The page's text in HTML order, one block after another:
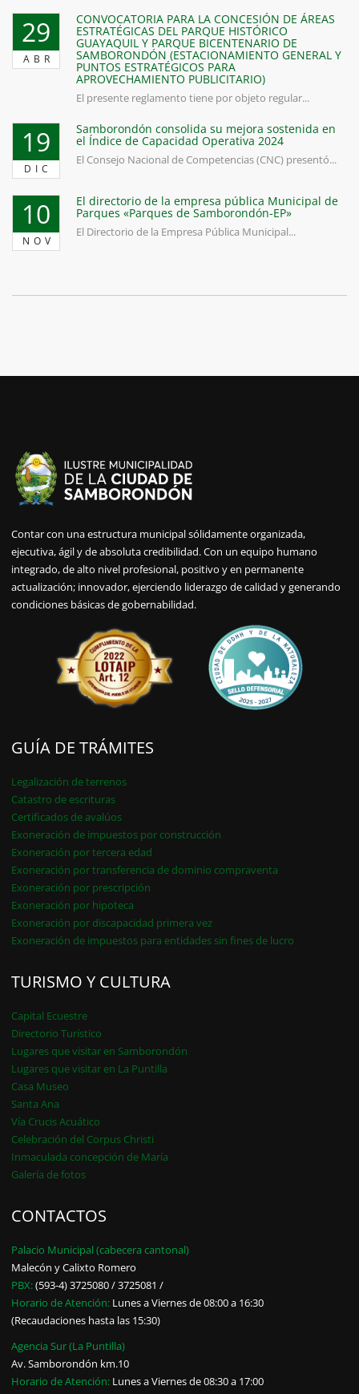
29
ABR
CONVOCATORIA PARA LA CONCESIÓN DE ÁREAS
ESTRATÉGICAS DEL PARQUE HISTÓRICO
GUAYAQUIL Y PARQUE BICENTENARIO DE
SAMBORONDÓN (ESTACIONAMIENTO GENERAL Y
PUNTOS ESTRATÉGICOS PARA
APROVECHAMIENTO PUBLICITARIO)
El presente reglamento tiene por objeto regular...
19
DIC
Samborondón consolida su mejora sostenida en
el Índice de Capacidad Operativa 2024
El Consejo Nacional de Competencias (CNC) presentó...
10
NOV
El directorio de la empresa pública Municipal de
Parques «Parques de Samborondón-EP»
El Directorio de la Empresa Pública Municipal...
Contar con una estructura municipal sólidamente organizada,
ejecutiva, ágil y de absoluta credibilidad. Con un equipo humano
integrado, de alto nivel profesional, positivo y en permanente
actualización; innovador, ejerciendo liderazgo de calidad y generando
condiciones básicas de gobernabilidad.
GUÍA DE TRÁMITES
Legalización de terrenos
Catastro de escrituras
Certificados de avalúos
Exoneración de impuestos por construcción
Exoneración por tercera edad
Exoneración por transferencia de dominio compraventa
Exoneración por prescripción
Exoneración por hipoteca
Exoneración por discapacidad primera vez
Exoneración de impuestos para entidades sin fines de lucro
TURISMO Y CULTURA
Capital Ecuestre
Directorio Turístico
Lugares que visitar en Samborondón
Lugares que visitar en La Puntilla
Casa Museo
Santa Ana
Vía Crucis Acuático
Celebración del Corpus Christi
Inmaculada concepción de María
Galería de fotos
CONTACTOS
Palacio Municipal (cabecera cantonal)
Malecón y Calixto Romero
PBX:(593-4) 3725080 / 3725081 /
Horario de Atención: Lunes a Viernes de 08:00 a 16:30
(Recaudaciones hasta las 15:30)
Agencia Sur (La Puntilla)
Av. Samborondón km.10
Horario de Atención: Lunes a Viernes de 08:30 a 17:00